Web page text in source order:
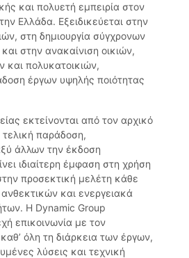
και πολυετή εμπειρία στον
Ελλάδα. Εξειδικεύεται στην
στη δημιουργία σύγχρονων
στην ανακαίνιση οικιών,
πολυκατοικιών,
έργων υψηλής ποιότητας
εκτείνονται από τον αρχικό
παράδοση,
άλλων την έκδοση
ιδιαίτερη έμφαση στη χρήση
προσεκτική μελέτη κάθε
και ενεργειακά
Η Dynamic Group
επικοινωνία με τον
όλη τη διάρκεια των έργων,
λύσεις και τεχνική